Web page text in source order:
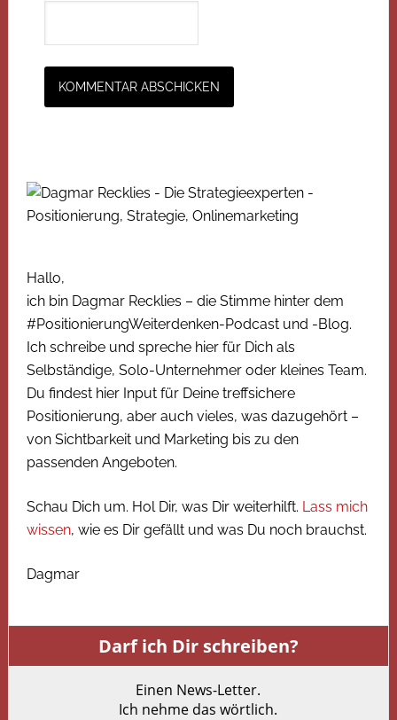
Hallo,
ich bin Dagmar Recklies – die Stimme hinter dem
#PositionierungWeiterdenken-Podcast und -Blog.
Ich schreibe und spreche hier für Dich als
Selbständige, Solo-Unternehmer oder kleines Team.
Du findest hier Input für Deine treffsichere
Positionierung, aber auch vieles, was dazugehört –
von Sichtbarkeit und Marketing bis zu den
passenden Angeboten.
Schau Dich um. Hol Dir, was Dir weiterhilft. Lass mich
wissen, wie es Dir gefällt und was Du noch brauchst.
Dagmar
Darf ich Dir schreiben?
Einen News-Letter.
Ich nehme das wörtlich.